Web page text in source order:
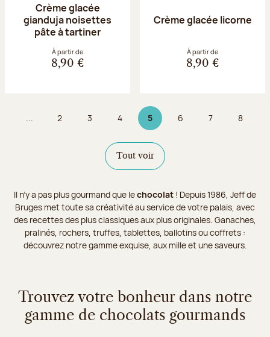
Crème glacée
gianduja noisettes
pâte à tartiner
À partir de
8,90 €
Crème glacée licorne
À partir de
8,90 €
... Page
2 Page
3 Page
4 5Page 5 sur 9
Page
6 Page
7 Page
8
Tout voir
Il n’y a pas plus gourmand que lechocolat ! Depuis 1986, Jeff de
Bruges met toute sa créativité au service de votre palais, avec
des recettes des plus classiques aux plus originales. Ganaches,
pralinés, rochers, truffes, tablettes, ballotins ou coffrets :
découvrez notre gamme exquise, aux mille et une saveurs.
Trouvez votre bonheur dans notre
gamme de chocolats gourmands